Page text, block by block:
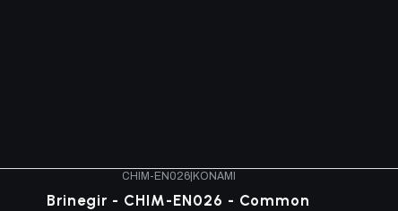
CHIM-EN026| KONAMI
Brinegir - CHIM-EN026 - Common